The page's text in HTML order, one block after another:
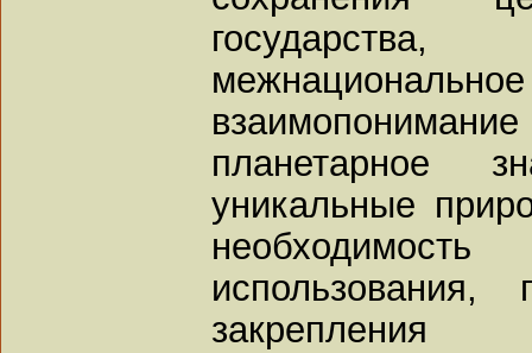
планетарное
уникальные
использования,
закрепления